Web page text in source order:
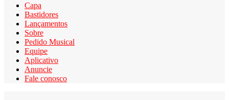
Capa
Bastidores
Lançamentos
Sobre
Pedido Musical
Equipe
Aplicativo
Anuncie
Fale conosco